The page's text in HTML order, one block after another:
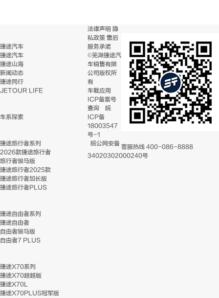
捷途汽车
捷途汽车
捷途山海
新闻动态
捷途同行
JETOUR LIFE
车系探索
捷途旅行者系列
2026款捷途旅行者
旅行者骏马版
捷途旅行者2025款
捷途旅行者加长版
捷途旅行者PLUS
捷途自由者系列
捷途自由者
自由者骏马版
自由者7 PLUS
捷途X70系列
捷途X70超越版
捷途X70L
捷途X70PLUS冠军版
客服热线 400-086-8888
法律声明 隐
私政策 售后
服务承诺
©芜湖捷途汽
车销售有限
公司版权所
有
车载应用
ICP备案号
查询
皖
ICP备
18003547
号-1
皖公网安备
34020302000240号